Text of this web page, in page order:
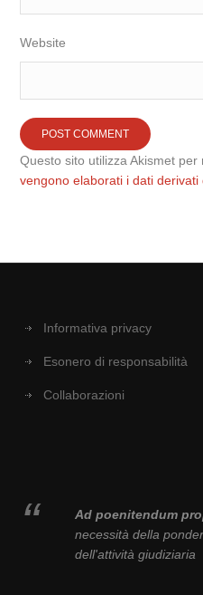
Website
Questo sito utilizza Akismet
vengono elaborati i dati derivati
Informativa privacy
Esonero di responsabilità
Collaborazioni
Ad poenitendum
necessità della
dell'attività giudiziaria